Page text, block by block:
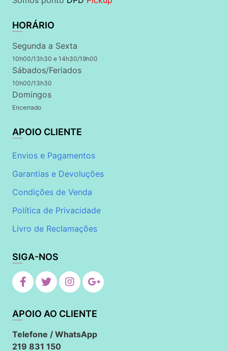
HORÁRIO
Segunda a Sexta
10h00/13h30 e 14h30/19h00
Sábados/Feriados
10h00/13h30
Domingos
Encerrado
APOIO CLIENTE
Envios e Pagamentos
Garantias e Devoluções
Condições de Venda
Política de Privacidade
Livro de Reclamações
SIGA-NOS
APOIO AO CLIENTE
Telefone / WhatsApp
219 831 150